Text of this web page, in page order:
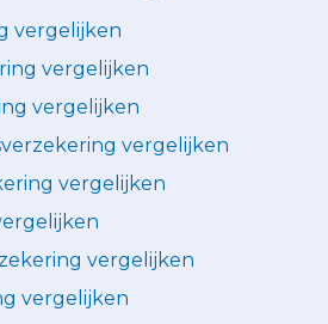
vergelijken
vergelijken
vergelijken
vergelijken
vergelijken
vergelijken
vergelijken